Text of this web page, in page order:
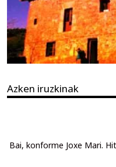
Azken iruzkinak
Bai, konforme Joxe Mari.